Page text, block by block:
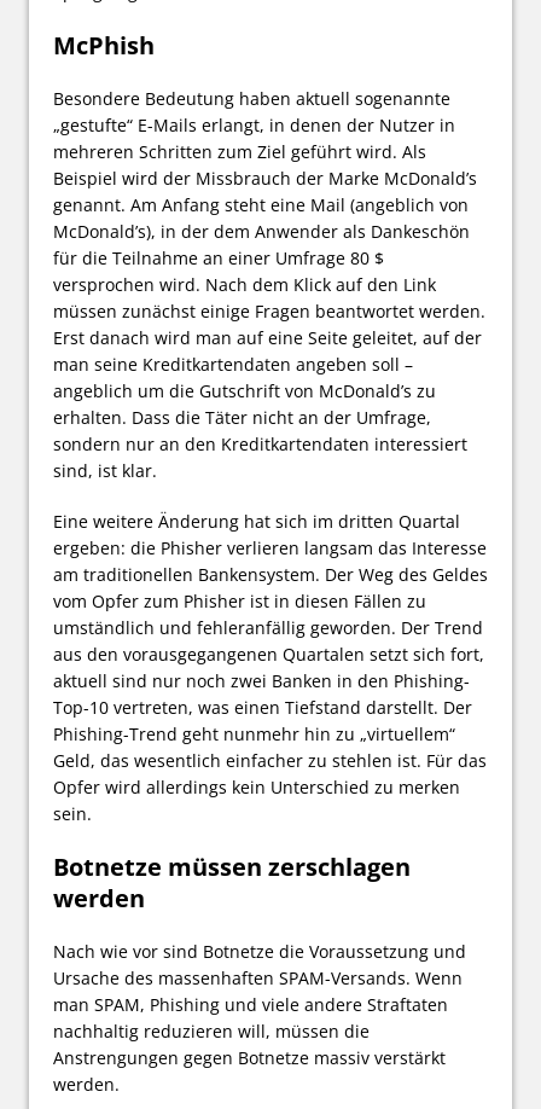
McPhish
Besondere Bedeutung haben aktuell sogenannte
„gestufte“ E-Mails erlangt, in denen der Nutzer in
mehreren Schritten zum Ziel geführt wird. Als
Beispiel wird der Missbrauch der Marke McDonald’s
genannt. Am Anfang steht eine Mail (angeblich von
McDonald’s), in der dem Anwender als Dankeschön
für die Teilnahme an einer Umfrage 80 $
versprochen wird. Nach dem Klick auf den Link
müssen zunächst einige Fragen beantwortet werden.
Erst danach wird man auf eine Seite geleitet, auf der
man seine Kreditkartendaten angeben soll –
angeblich um die Gutschrift von McDonald’s zu
erhalten. Dass die Täter nicht an der Umfrage,
sondern nur an den Kreditkartendaten interessiert
sind, ist klar.
Eine weitere Änderung hat sich im dritten Quartal
ergeben: die Phisher verlieren langsam das Interesse
am traditionellen Bankensystem. Der Weg des Geldes
vom Opfer zum Phisher ist in diesen Fällen zu
umständlich und fehleranfällig geworden. Der Trend
aus den vorausgegangenen Quartalen setzt sich fort,
aktuell sind nur noch zwei Banken in den Phishing-
Top-10 vertreten, was einen Tiefstand darstellt. Der
Phishing-Trend geht nunmehr hin zu „virtuellem“
Geld, das wesentlich einfacher zu stehlen ist. Für das
Opfer wird allerdings kein Unterschied zu merken
sein.
Botnetze müssen zerschlagen
werden
Nach wie vor sind Botnetze die Voraussetzung und
Ursache des massenhaften SPAM-Versands. Wenn
man SPAM, Phishing und viele andere Straftaten
nachhaltig reduzieren will, müssen die
Anstrengungen gegen Botnetze massiv verstärkt
werden.